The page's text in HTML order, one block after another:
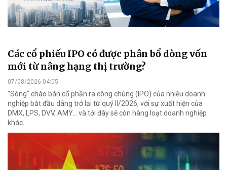
Các cổ phiếu IPO có được phân bổ dòng vốn
mới từ nâng hạng thị trường?
07/08/2026 04:05
"Sóng" chào bán cổ phần ra công chúng (IPO) của nhiều doanh
nghiệp bắt đầu dâng trở lại từ quý II/2026, với sự xuất hiện của
DMX, LPS, DVV, AMY... và tới đây sẽ còn hàng loạt doanh nghiệp
khác.